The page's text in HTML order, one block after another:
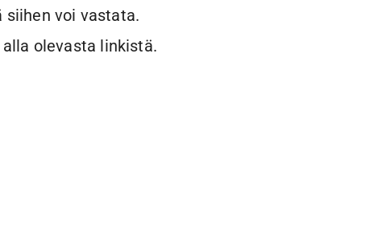
siihen voi vastata.
olevasta linkistä.